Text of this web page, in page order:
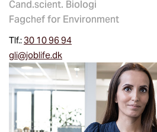
Cand.scient. Biologi
Fagchef for Environment
Tlf.:30 10 96 94
gli@joblife.dk